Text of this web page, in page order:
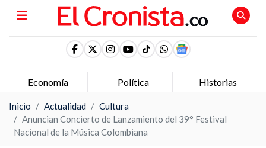
Economía Política Historias
Inicio Actualidad
Cultura
Anuncian Concierto de Lanzamiento del 39° Festival
Nacional de la Música Colombiana